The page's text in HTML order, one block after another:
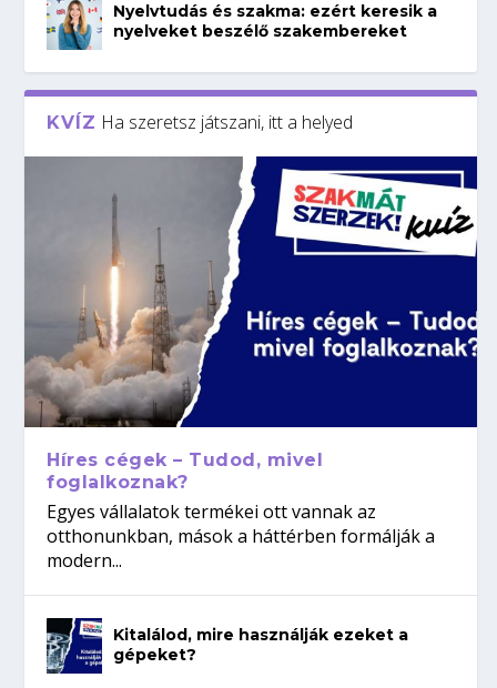
Nyelvtudás és szakma: ezért keresik a
nyelveket beszélő szakembereket
KVÍZ Ha szeretsz játszani, itt a helyed
Híres cégek – Tudod, mivel
foglalkoznak?
Egyes vállalatok termékei ott vannak az
otthonunkban, mások a háttérben formálják a
modern...
Kitalálod, mire használják ezeket a
gépeket?